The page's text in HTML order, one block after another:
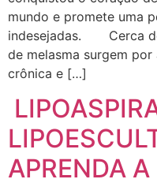
mundo e promete uma
indesejadas. Cerca
de melasma surgem
crônica e […]
APRENDA